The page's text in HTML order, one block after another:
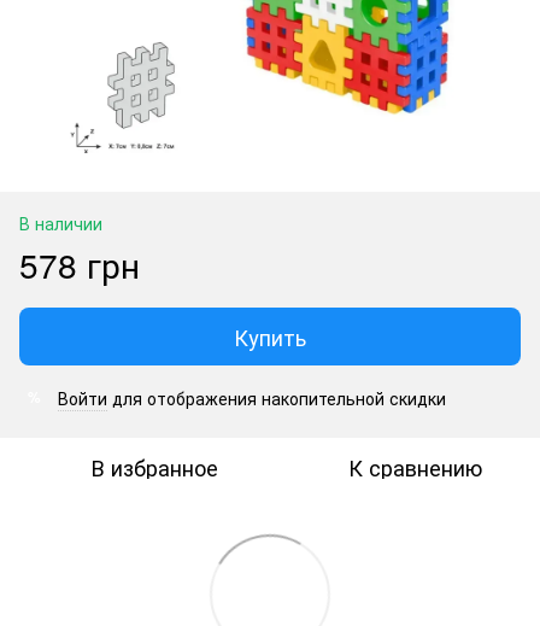
В наличии
578 грн
Купить
Войти для отображения накопительной скидки
В избранное К сравнению